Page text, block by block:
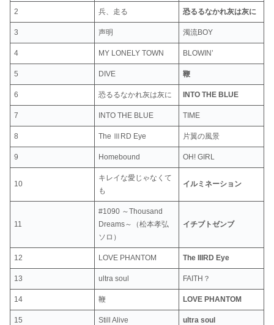
2 兵、走る 恐るるなかれ灰は灰に
3 声明 濁流BOY
4 MY LONELY TOWN BLOWIN’
5 DIVE 鞭
6 恐るるなかれ灰は灰に INTO THE BLUE
7 INTO THE BLUE TIME
8 The ⅢRD Eye 片翼の風景
9 Homebound OH! GIRL
10
キレイな愛じゃなくて
も
イルミネーション
11
#1090 ～Thousand
Dreams～（松本孝弘
ソロ）
イチブトゼンブ
12 LOVE PHANTOM The IIIRD Eye
13 ultra soul FAITH？
14 鞭 LOVE PHANTOM
15 Still Alive ultra soul